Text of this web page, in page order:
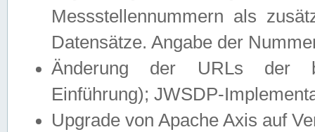
Messstellennummern als
Datensätze. Angabe der
Änderung der URLs der
Einführung); JWSDP-
Upgrade von Apache Axis auf